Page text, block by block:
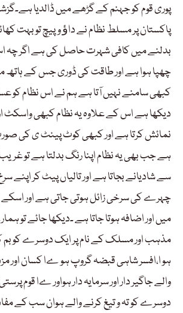
پوری قوم کو جہنم کے گڑھے میں ڈالدیا
پاکستان پر مسلط نظام نے داﺅ وپیچ تو بہت
بدلنے میں کافی شہرت حاصل کی ہے اگر چہ
چھپا ہوا ہے اور طاقت کی ڈوری جس کے ہاتھ
کبھی سامنے نہیں آتا ہے ہم نے اس نظام کو
دیکھا ہے اس کے علاوہ یہ نظام کبھی واسکٹ
نمائش کرتا ہے اور کبھی کوٹ پینٹ ی کی
ہے جب بھی یہ نظام اپنا رنگ بدلتا ہے تو
سے شادیانے بجاتا ہے اور تالیاں پیٹ کر اپنے
چہرے کی سرخی زائل ہوتی جاتی ہے اور
میں اور اضافہ ہوتا جاتا ہے ۔دیکھا جائے تو
مذہب اور مسلک کے نام پر ایک دوسرے کو بم
ہو ا،افسر شاہی قبضہ گروپ ہو ےا کسان اور
والے جاگیر دار اور سرمایہ دار ہواور ےا قوم
دوسرے کو تہ و تیغ کرنے والے ہوان سب کے